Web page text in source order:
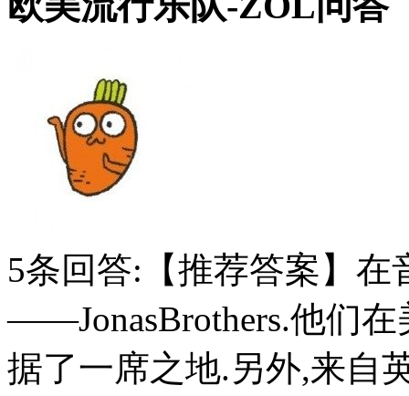
5条回答:【推荐答案】
——JonasBrothers.他们
据了一席之地.另外,来自